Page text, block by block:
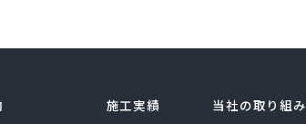
施工実績 当社の取り組み